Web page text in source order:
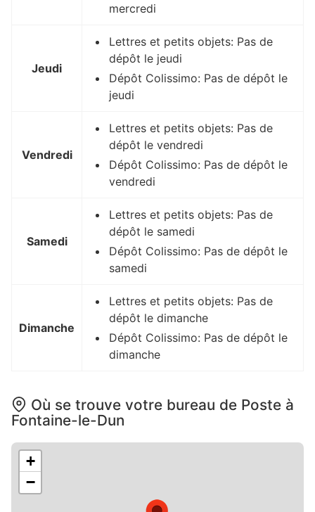
mercredi
Jeudi
Lettres et petits objets: Pas de
dépôt le jeudi
Dépôt Colissimo: Pas de dépôt le
jeudi
Vendredi
Lettres et petits objets: Pas de
dépôt le vendredi
Dépôt Colissimo: Pas de dépôt le
vendredi
Samedi
Lettres et petits objets: Pas de
dépôt le samedi
Dépôt Colissimo: Pas de dépôt le
samedi
Dimanche
Lettres et petits objets: Pas de
dépôt le dimanche
Dépôt Colissimo: Pas de dépôt le
dimanche
Où se trouve votre bureau de Poste à
Fontaine-le-Dun
+
−